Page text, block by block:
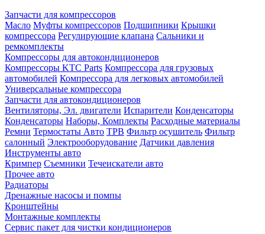
Запчасти для компрессоров
Масло Муфты компрессоров Подшипники Крышки
компрессора Регулирующие клапана Сальники и
ремкомплекты
Компрессоры для автокондиционеров
Компрессоры KTC Parts Компрессора для грузовых
автомобилей Компрессора для легковых автомобилей
Универсальные компрессора
Запчасти для автокондиционеров
Вентиляторы, Эл. двигатели Испарители Конденсаторы
Конденсаторы Наборы, Комплекты Расходные материалы
Ремни Термостаты Авто ТРВ Фильтр осушитель Фильтр
салонный Электрооборудование Датчики давления
Инструменты авто
Кримпер Съемники Течеискатели авто
Прочее авто
Радиаторы
Дренажные насосы и помпы
Кронштейны
Монтажные комплекты
Сервис пакет для чистки кондиционеров